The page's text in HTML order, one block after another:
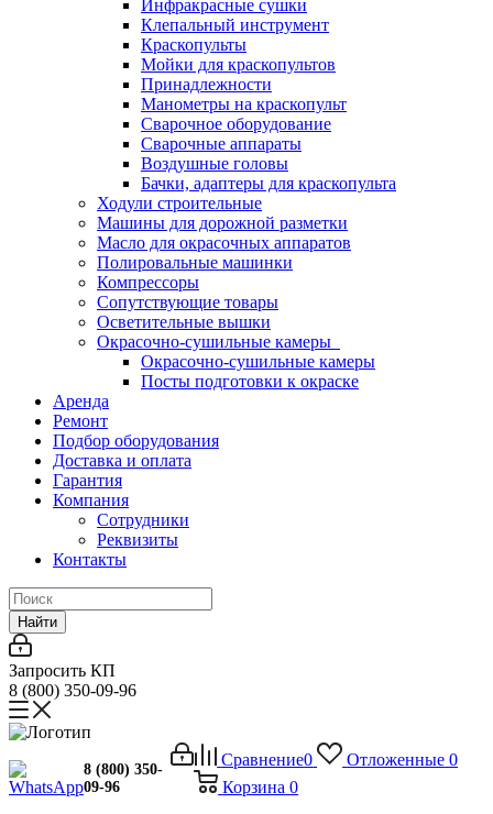
Инфракрасные сушки
Клепальный инструмент
Краскопульты
Мойки для краскопультов
Принадлежности
Манометры на краскопульт
Сварочное оборудование
Сварочные аппараты
Воздушные головы
Бачки, адаптеры для краскопульта
Ходули строительные
Машины для дорожной разметки
Масло для окрасочных аппаратов
Полировальные машинки
Компрессоры
Сопутствующие товары
Осветительные вышки
Окрасочно-сушильные камеры
Окрасочно-сушильные камеры
Посты подготовки к окраске
Аренда
Ремонт
Подбор оборудования
Доставка и оплата
Гарантия
Компания
Сотрудники
Реквизиты
Контакты
Найти
Запросить КП
8 (800) 350-09-96
Сравнение0 Отложенные 0
Корзина 0
8 (800) 350-
09-96